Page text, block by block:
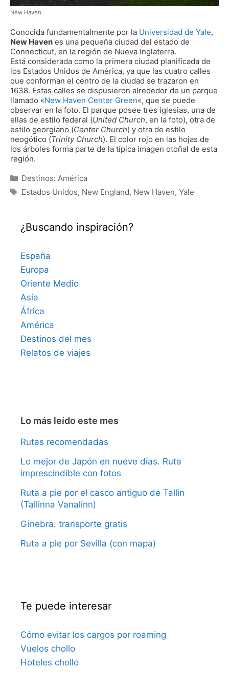
New Haven
Conocida fundamentalmente por la Universidad de Yale,
New Haven es una pequeña ciudad del estado de
Connecticut, en la región de Nueva Inglaterra.
Está considerada como la primera ciudad planificada de
los Estados Unidos de América, ya que las cuatro calles
que conforman el centro de la ciudad se trazaron en
1638. Estas calles se dispusieron alrededor de un parque
llamado «New Haven Center Green«, que se puede
observar en la foto. El parque posee tres iglesias, una de
ellas de estilo federal (United Church, en la foto), otra de
estilo georgiano (Center Church) y otra de estilo
neogótico (Trinity Church). El color rojo en las hojas de
los árboles forma parte de la típica imagen otoñal de esta
región.
Categorías
Destinos: América
Etiquetas
Estados Unidos, New England, New Haven, Yale
¿Buscando inspiración?
España
Europa
Oriente Medio
Asia
África
América
Destinos del mes
Relatos de viajes
Lo más leído este mes
Rutas recomendadas
Lo mejor de Japón en nueve días. Ruta
imprescindible con fotos
Ruta a pie por el casco antiguo de Tallin
(Tallinna Vanalinn)
Ginebra: transporte gratis
Ruta a pie por Sevilla (con mapa)
Te puede interesar
Cómo evitar los cargos por roaming
Vuelos chollo
Hoteles chollo